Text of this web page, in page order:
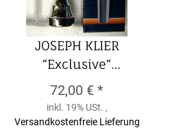
JOSEPH KLIER
“Exclusive“
Flügelhornmundstück
deutscher Schaft
JOSEPH KLIER
72,00 € *
inkl. 19% USt. ,
Versandkostenfreie Lieferung